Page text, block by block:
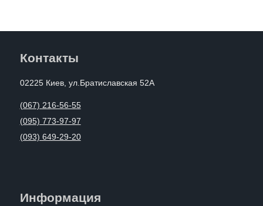
Контакты
02225 Киев, ул.Братиславская 52А
(067) 216-56-55
(095) 773-97-97
(093) 649-29-20
Информация